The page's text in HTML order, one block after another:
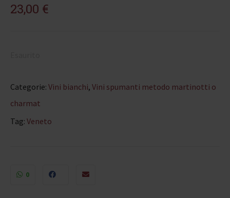
23,00 €
Categorie: Vini bianchi, Vini spumanti metodo martinotti o
charmat
Tag: Veneto
0